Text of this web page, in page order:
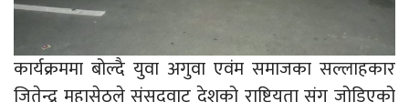
कार्यक्रममा बोल्दै युवा अगुवा एवंम समाजका सल्लाहकार